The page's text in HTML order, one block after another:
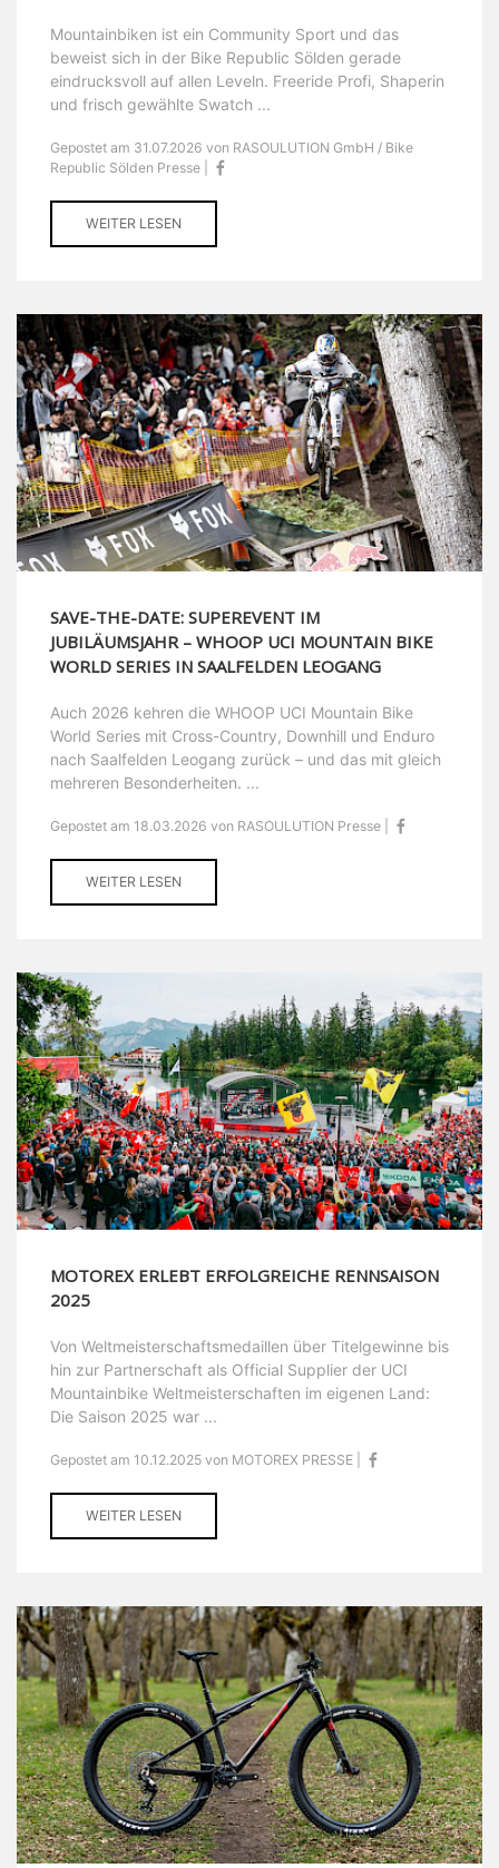
Mountainbiken ist ein Community Sport und das
beweist sich in der Bike Republic Sölden gerade
eindrucksvoll auf allen Leveln. Freeride Profi, Shaperin
und frisch gewählte Swatch ...
Gepostet am 31.07.2026 von RASOULUTION GmbH / Bike
Republic Sölden Presse |
WEITER LESEN
SAVE-THE-DATE: SUPEREVENT IM
JUBILÄUMSJAHR – WHOOP UCI MOUNTAIN BIKE
WORLD SERIES IN SAALFELDEN LEOGANG
Auch 2026 kehren die WHOOP UCI Mountain Bike
World Series mit Cross-Country, Downhill und Enduro
nach Saalfelden Leogang zurück – und das mit gleich
mehreren Besonderheiten. ...
Gepostet am 18.03.2026 von RASOULUTION Presse |
WEITER LESEN
MOTOREX ERLEBT ERFOLGREICHE RENNSAISON
2025
Von Weltmeisterschaftsmedaillen über Titelgewinne bis
hin zur Partnerschaft als Official Supplier der UCI
Mountainbike Weltmeisterschaften im eigenen Land:
Die Saison 2025 war ...
Gepostet am 10.12.2025 von MOTOREX PRESSE |
WEITER LESEN